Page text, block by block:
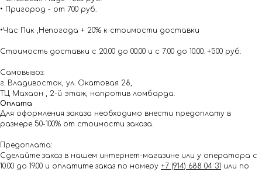
• Пригород - от 700 руб.
•Час Пик ,Непогода + 20% к стоимости доставки
Стоимость доставки с 20:00 до 00:00 и с 7:00 до 10:00: +500 руб.
Самовывоз:
г. Владивосток, ул. Окатовая 28,
ТЦ Махаон , 2-й этаж, напротив ломбарда.
Оплата
Для оформления заказа необходимо внести предоплату в
размере 50-100% от стоимости заказа.
Предоплата:
Сделайте заказ в нашем интернет-магазине или у оператора с
10.00 до 19.00 и оплатите заказ по номеру +7 (914) 688 04 31 или по